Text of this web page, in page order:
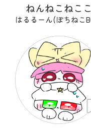
ねんねこねここ